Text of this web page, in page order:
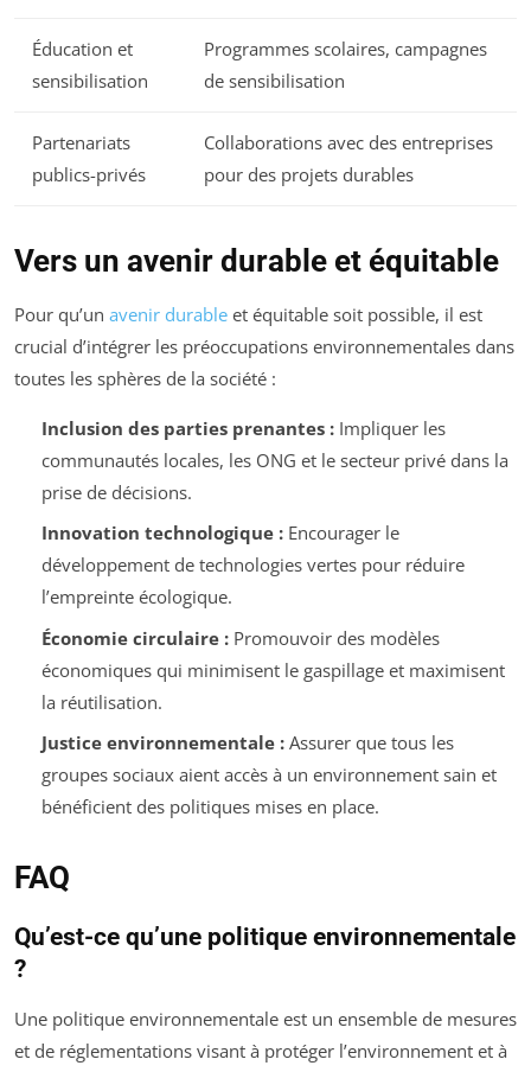
Éducation et
sensibilisation
Programmes scolaires, campagnes
de sensibilisation
Partenariats
publics-privés
Collaborations avec des entreprises
pour des projets durables
Vers un avenir durable et équitable
Pour qu’un avenir durable et équitable soit possible, il est
crucial d’intégrer les préoccupations environnementales dans
toutes les sphères de la société :
Inclusion des parties prenantes :Impliquer les
communautés locales, les ONG et le secteur privé dans la
prise de décisions.
Innovation technologique :Encourager le
développement de technologies vertes pour réduire
l’empreinte écologique.
Économie circulaire :Promouvoir des modèles
économiques qui minimisent le gaspillage et maximisent
la réutilisation.
Justice environnementale :Assurer que tous les
groupes sociaux aient accès à un environnement sain et
bénéficient des politiques mises en place.
FAQ
Qu’est-ce qu’une politique environnementale
?
Une politique environnementale est un ensemble de mesures
et de réglementations visant à protéger l’environnement et à